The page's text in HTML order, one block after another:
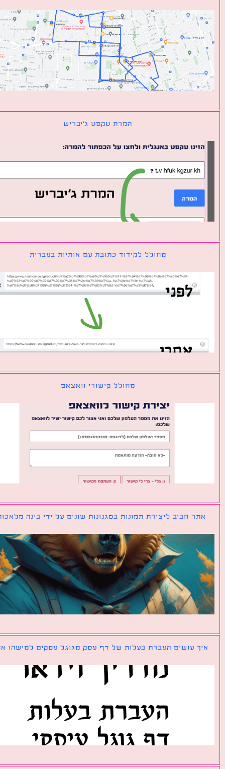
המרת טקסט ג׳יבריש
מחולל לקידוד כתובת עם אותיות בעברית
מחולל קישורי וואצאפ
חביב ליצירת תמונות בסגנונות שונים על ידי בינה מלאכותית
עושים העברת בעלות של דף עסק מגוגל עסקים למישהו אחר?